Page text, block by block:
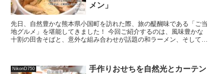
メン」
先日、自然豊かな熊本県小国町を訪れた際、旅の醍醐味である「ご当
地グルメ」を堪能してきました！ 今回ご紹介するのは、風味豊かな
十割の田舎そばと、意外な組み合わせが話題の和ラーメン、そしてボ
NikonD750
手作りおせちを自然光とカーテン